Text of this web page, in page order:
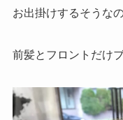
お出掛けするそうな
前髪とフロントだけ